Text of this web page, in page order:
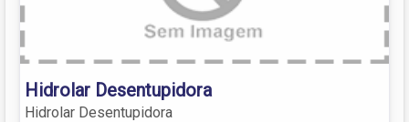
Hidrolar Desentupidora
Hidrolar Desentupidora